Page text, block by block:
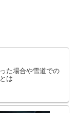
た場合や雪道での
は